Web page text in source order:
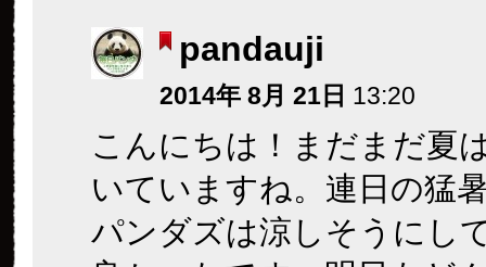
pandauji
2014年 8月 21日 13:20
こんにちは！まだまだ夏
いていますね。連日の猛
パンダズは涼しそうにし